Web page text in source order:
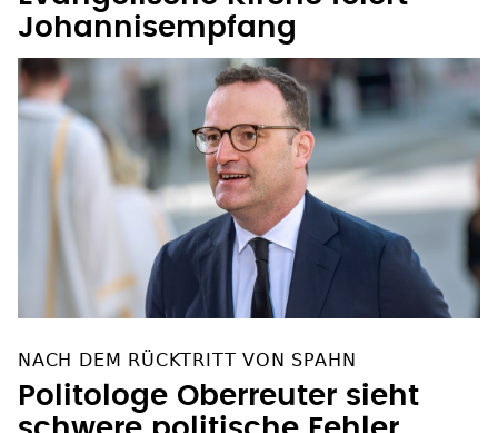
Evangelische Kirche feiert
Johannisempfang
NACH DEM RÜCKTRITT VON SPAHN
Politologe Oberreuter sieht